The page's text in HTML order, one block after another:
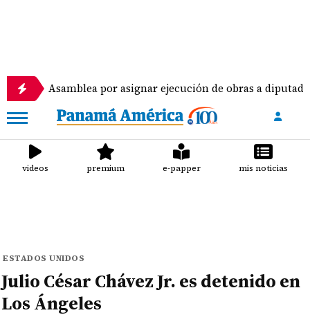
por asignar ejecución de obras a diputados
videos premium e-papper mis noticias
ESTADOS UNIDOS
Julio César Chávez Jr. es detenido en
Los Ángeles